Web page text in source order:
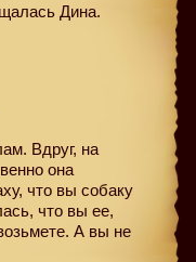
Дина.
Вдруг, на
она
что вы собаку
что вы ее,
А вы не